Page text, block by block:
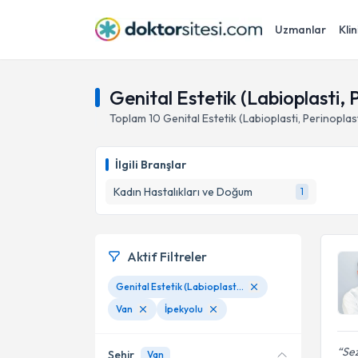
Uzmanlar
Genital Estetik (Labioplasti,
Toplam 10 Genital Estetik (Labioplasti,
İlgili Branşlar
Kadın Hastalıkları ve Doğum
1
Aktif Filtreler
Genital Estetik (Labioplasti, Perinoplasti, Vajinoplasti)
Van
İpekyolu
Şehir Van